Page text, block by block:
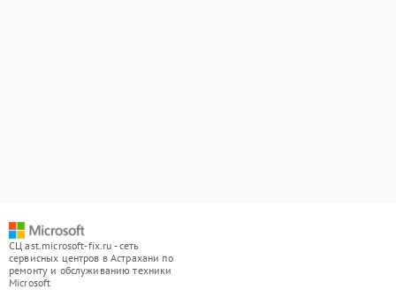
СЦ ast.microsoft-fix.ru - сеть
сервисных центров в Астрахани по
ремонту и обслуживанию техники
Microsoft